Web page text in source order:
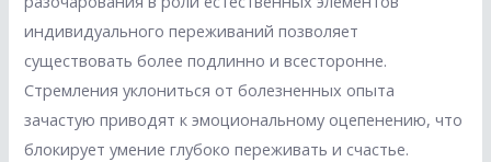
индивидуального переживаний позволяет
существовать более подлинно и всесторонне.
Стремления уклониться от болезненных опыта
зачастую приводят к эмоциональному оцепенению, что
блокирует умение глубоко переживать и счастье.